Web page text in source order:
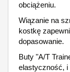
obciążeniu.
Wiązanie na
kostkę
dopasowanie.
Buty "A/T
elastyczność, i